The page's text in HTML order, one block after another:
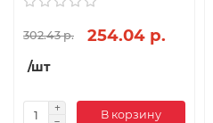
302.43 р. 254.04 р.
/шт
В корзину